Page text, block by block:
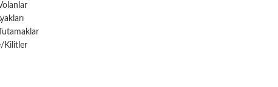
Kilitler